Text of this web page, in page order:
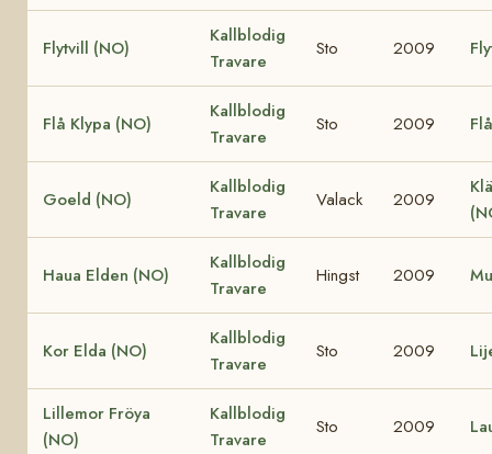
Flytvill (NO)
Kallblodig
Travare
Sto 2009
Flå Klypa (NO)
Kallblodig
Travare
Sto 2009
Goeld (NO)
Kallblodig
Travare
Valack 2009
Haua Elden (NO)
Kallblodig
Travare
Hingst 2009
Kor Elda (NO)
Kallblodig
Travare
Sto 2009
Lillemor Fröya
(NO)
Kallblodig
Travare
Sto 2009